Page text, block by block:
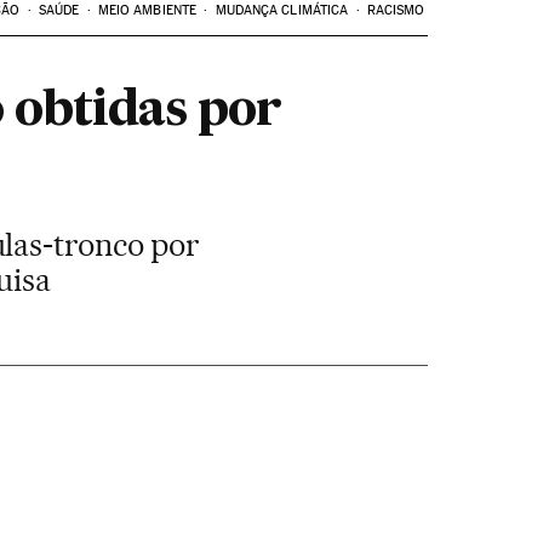
SAÚDE MEIO AMBIENTE MUDANÇA CLIMÁTICA RACISMO
obtidas por
tronco por